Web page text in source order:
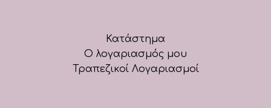
Κατάστημα
Ο λογαριασμός μου
Τραπεζικοί Λογαριασμοί